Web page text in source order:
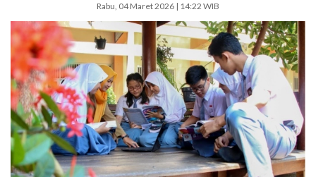
Rabu, 04 Maret 2026 | 14:22 WIB